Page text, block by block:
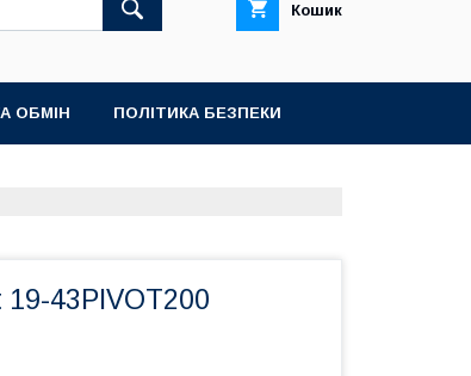
Кошик
ОБМІН ПОЛІТИКА БЕЗПЕКИ
43PIVOT200